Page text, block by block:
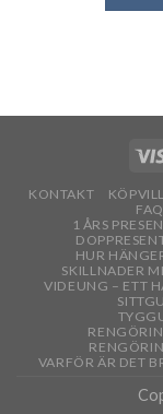
KONTAKT
FAQ
1 ÅRS
HUR
SKILLNADER
VIDEUNG – ETT
VARFÖR ÄR DET